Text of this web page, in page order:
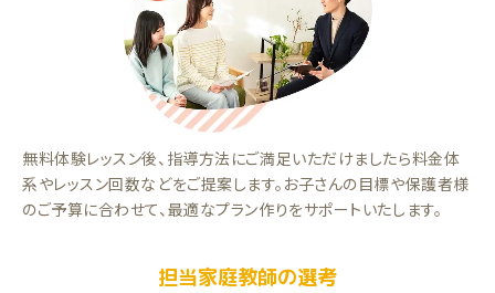
無料体験レッスン後、指導方法にご満足いただけましたら料金体
系やレッスン回数などをご提案します。お子さんの目標や保護者様
のご予算に合わせて、最適なプラン作りをサポートいたします。
担当家庭教師の選考